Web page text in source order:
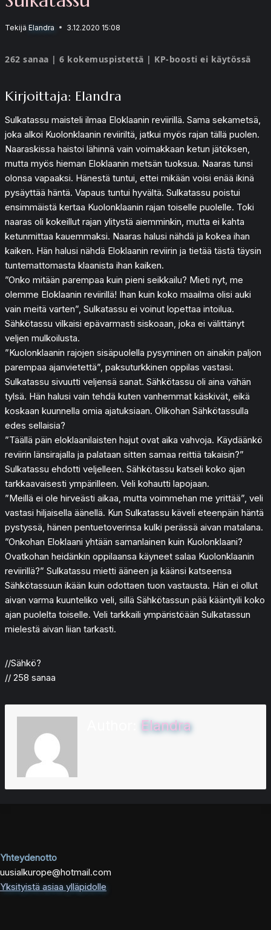
Tekijä Elandra 3.12.2020 15:08
262 sanaa | 6 kokemuspistettä | KP-boosti ei käytössä
Kirjoittaja: Elandra
Sulkatassu maisteli ilmaa Eloklaanin reviirillä. Sama sekametsä,
joka alkoi Kuolonklaanin reviiriltä, jatkui myös rajan tällä puolen.
Naaraskissa haistoi lähinnä vain voimakkaan ketun jätöksen,
mutta myös hieman Eloklaanin metsän tuoksua. Naaras tunsi
olonsa vapaaksi. Hänestä tuntui, ettei mikään voisi enää ikinä
pysäyttää häntä. Vapaus tuntui hyvältä. Sulkatassu poistui
ensimmäistä kertaa Kuolonklaanin rajan toiselle puolelle. Toki
naaras oli kokeillut rajan ylitystä aiemminkin, mutta ei kahta
ketunmittaa kauemmaksi. Naaras halusi nähdä ja kokea ihan
kaiken. Hän halusi nähdä Eloklaanin reviirin ja tietää tästä täysin
tuntemattomasta klaanista ihan kaiken.
”Onko mitään parempaa kuin pieni seikkailu? Mieti nyt, me
olemme Eloklaanin reviirillä! Ihan kuin koko maailma olisi auki
vain meitä varten”, Sulkatassu ei voinut lopettaa intoilua.
Sähkötassu vilkaisi epävarmasti siskoaan, joka ei välittänyt
veljen mulkoilusta.
”Kuolonklaanin rajojen sisäpuolella pysyminen on ainakin paljon
parempaa ajanvietettä”, paksuturkkinen oppilas vastasi.
Sulkatassu sivuutti veljensä sanat. Sähkötassu oli aina vähän
tylsä. Hän halusi vain tehdä kuten vanhemmat käskivät, eikä
koskaan kuunnella omia ajatuksiaan. Olikohan Sähkötassulla
edes sellaisia?
”Täällä päin eloklaanilaisten hajut ovat aika vahvoja. Käydäänkö
reviirin länsirajalla ja palataan sitten samaa reittiä takaisin?”
Sulkatassu ehdotti veljelleen. Sähkötassu katseli koko ajan
tarkkaavaisesti ympärilleen. Veli kohautti lapojaan.
”Meillä ei ole hirveästi aikaa, mutta voimmehan me yrittää”, veli
vastasi hiljaisella äänellä. Kun Sulkatassu käveli eteenpäin häntä
pystyssä, hänen pentuetoverinsa kulki perässä aivan matalana.
”Onkohan Eloklaani yhtään samanlainen kuin Kuolonklaani?
Ovatkohan heidänkin oppilaansa käyneet salaa Kuolonklaanin
reviirillä?” Sulkatassu mietti ääneen ja käänsi katseensa
Sähkötassuun ikään kuin odottaen tuon vastausta. Hän ei ollut
aivan varma kuunteliko veli, sillä Sähkötassun pää kääntyili koko
ajan puolelta toiselle. Veli tarkkaili ympäristöään Sulkatassun
mielestä aivan liian tarkasti.
//Sähkö?
// 258 sanaa
Elandra
Yhteydenotto
uusialkurope@hotmail.com
Yksityistä asiaa ylläpidolle